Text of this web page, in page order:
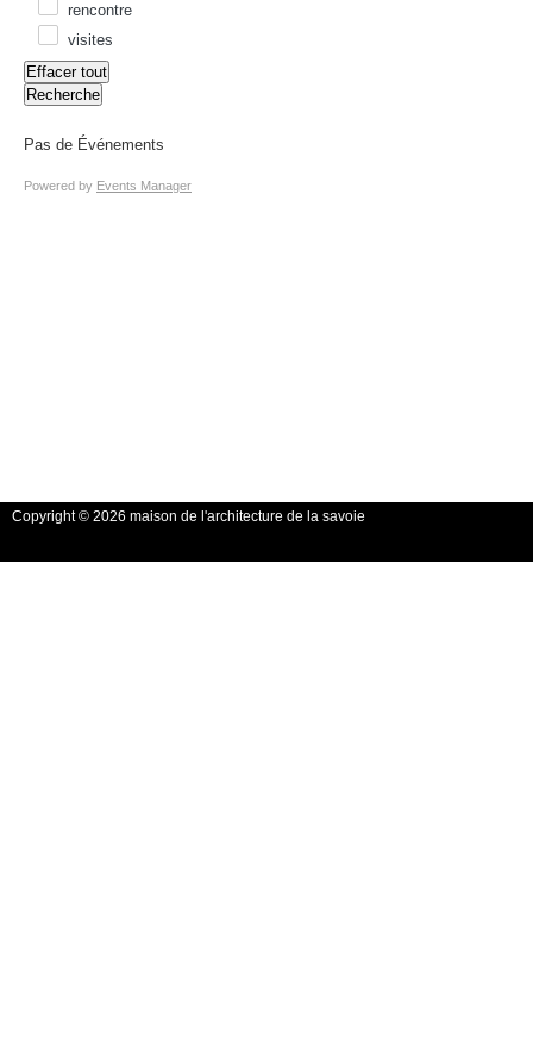
rencontre
visites
Effacer tout
Recherche
Pas de Événements
Powered by Events Manager
Copyright © 2026 maison de l'architecture de la savoie